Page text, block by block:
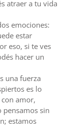
atraer a tu vida
emociones:
estar
eso, si te ves
hacer un
una fuerza
es lo
amor,
pensamos sin
estamos